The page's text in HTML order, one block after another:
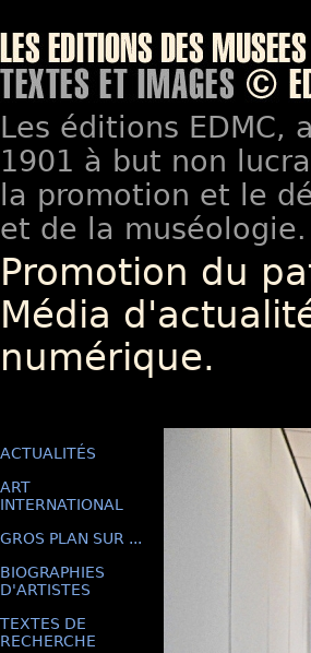
Les éditions
1901 à but non
la promotion et le
et de la muséologie.
Promotion du
Média
numérique.
ACTUALITÉS
ART
INTERNATIONAL
GROS PLAN SUR ...
BIOGRAPHIES
D'ARTISTES
TEXTES DE
RECHERCHE